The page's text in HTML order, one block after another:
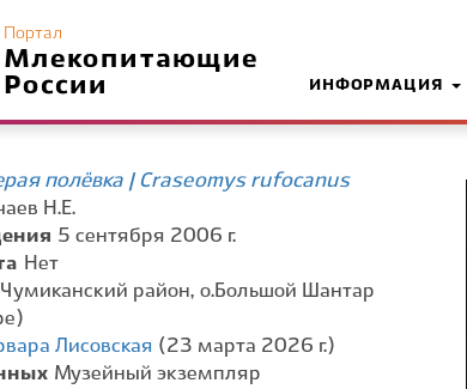
Портал
Млекопитающие
России
ИНФОРМАЦИЯ
полёвка | Craseomys rufocanus
Н.Е.
5 сентября 2006 г.
Нет
Чумиканский район, о.Большой Шантар
Лисовская (23 марта 2026 г.)
Музейный экземпляр